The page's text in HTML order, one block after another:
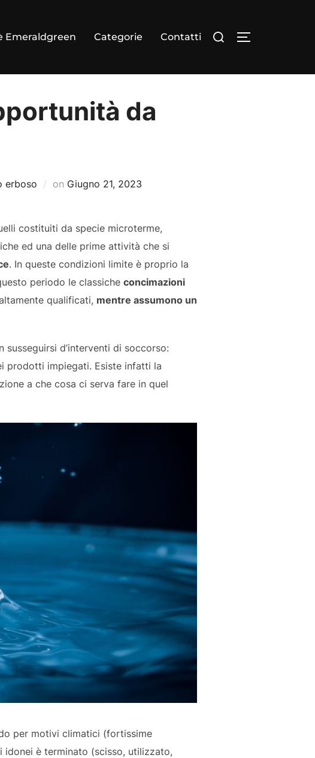
Emeraldgreen Categorie Contatti
Cerca
per:
APRI/CHIUDI
da
erboso on Pubblicato
Giugno 21, 2023
costituiti da specie microterme,
ed una delle prime attività che si
. In queste condizioni limite è proprio la
periodo le classiche concimazioni
qualificati, mentre assumono un
d’interventi di soccorso:
prodotti impiegati. Esiste infatti la
a che cosa ci serva fare in quel
per motivi climatici (fortissime
è terminato (scisso, utilizzato,